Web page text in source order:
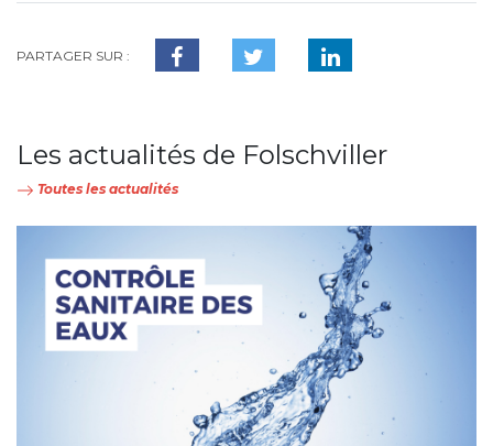
PARTAGER SUR :
Les actualités de Folschviller
Toutes les actualités